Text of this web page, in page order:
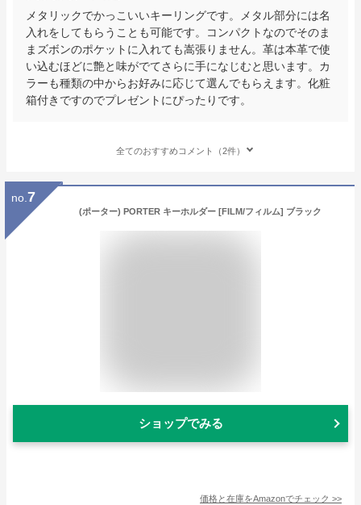
メタリックでかっこいいキーリングです。メタル部分には名
入れをしてもらうことも可能です。コンパクトなのでそのま
まズボンのポケットに入れても嵩張りません。革は本革で使
い込むほどに艶と味がでてさらに手になじむと思います。カ
ラーも種類の中からお好みに応じて選んでもらえます。化粧
箱付きですのでプレゼントにぴったりです。
全てのおすすめコメント（2件）
no. 7
(ポーター) PORTER キーホルダー [FILM/フィルム] ブラック
ショップでみる
価格と在庫をAmazonでチェック >>